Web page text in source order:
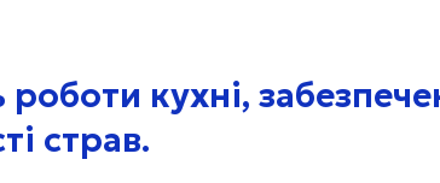
кухні,
страв.